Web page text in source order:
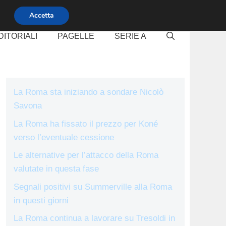
PAGELLE SERIE A
La Roma sta iniziando a sondare Nicolò
Savona
La Roma ha fissato il prezzo per Koné
verso l’eventuale cessione
Le alternative per l’attacco della Roma
valutate in questa fase
Segnali positivi su Summerville alla Roma
in questi giorni
La Roma continua a lavorare su Tresoldi in
Accetta